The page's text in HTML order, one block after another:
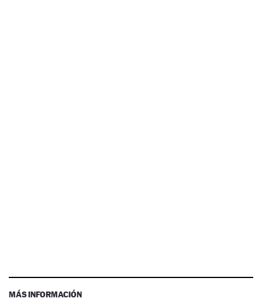
MÁS INFORMACIÓN